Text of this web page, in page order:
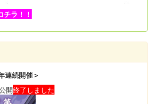
チラ！！
連続開催＞
開終了しました